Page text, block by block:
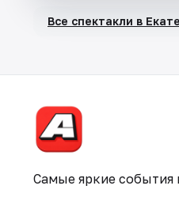
Все спектакли в
Самые яркие события